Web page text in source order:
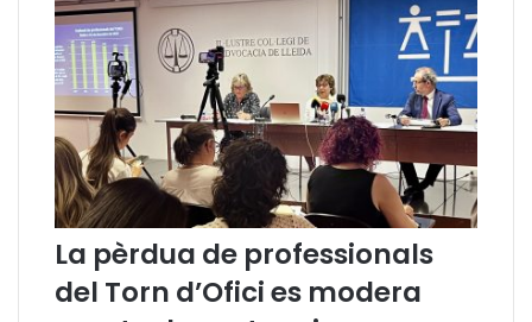
a
d
e
C
o
s
u
m
La pèrdua de professionals
del Torn d’Ofici es modera